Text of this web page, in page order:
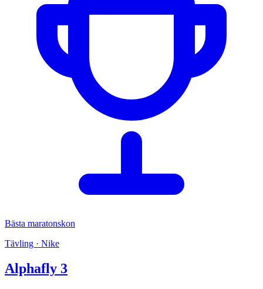
Bästa maratonskon
Tävling · Nike
Alphafly 3